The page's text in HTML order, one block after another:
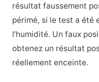
résultat faussement
périmé, si le test a été
l’humidité. Un faux
obtenez un résultat
réellement enceinte.